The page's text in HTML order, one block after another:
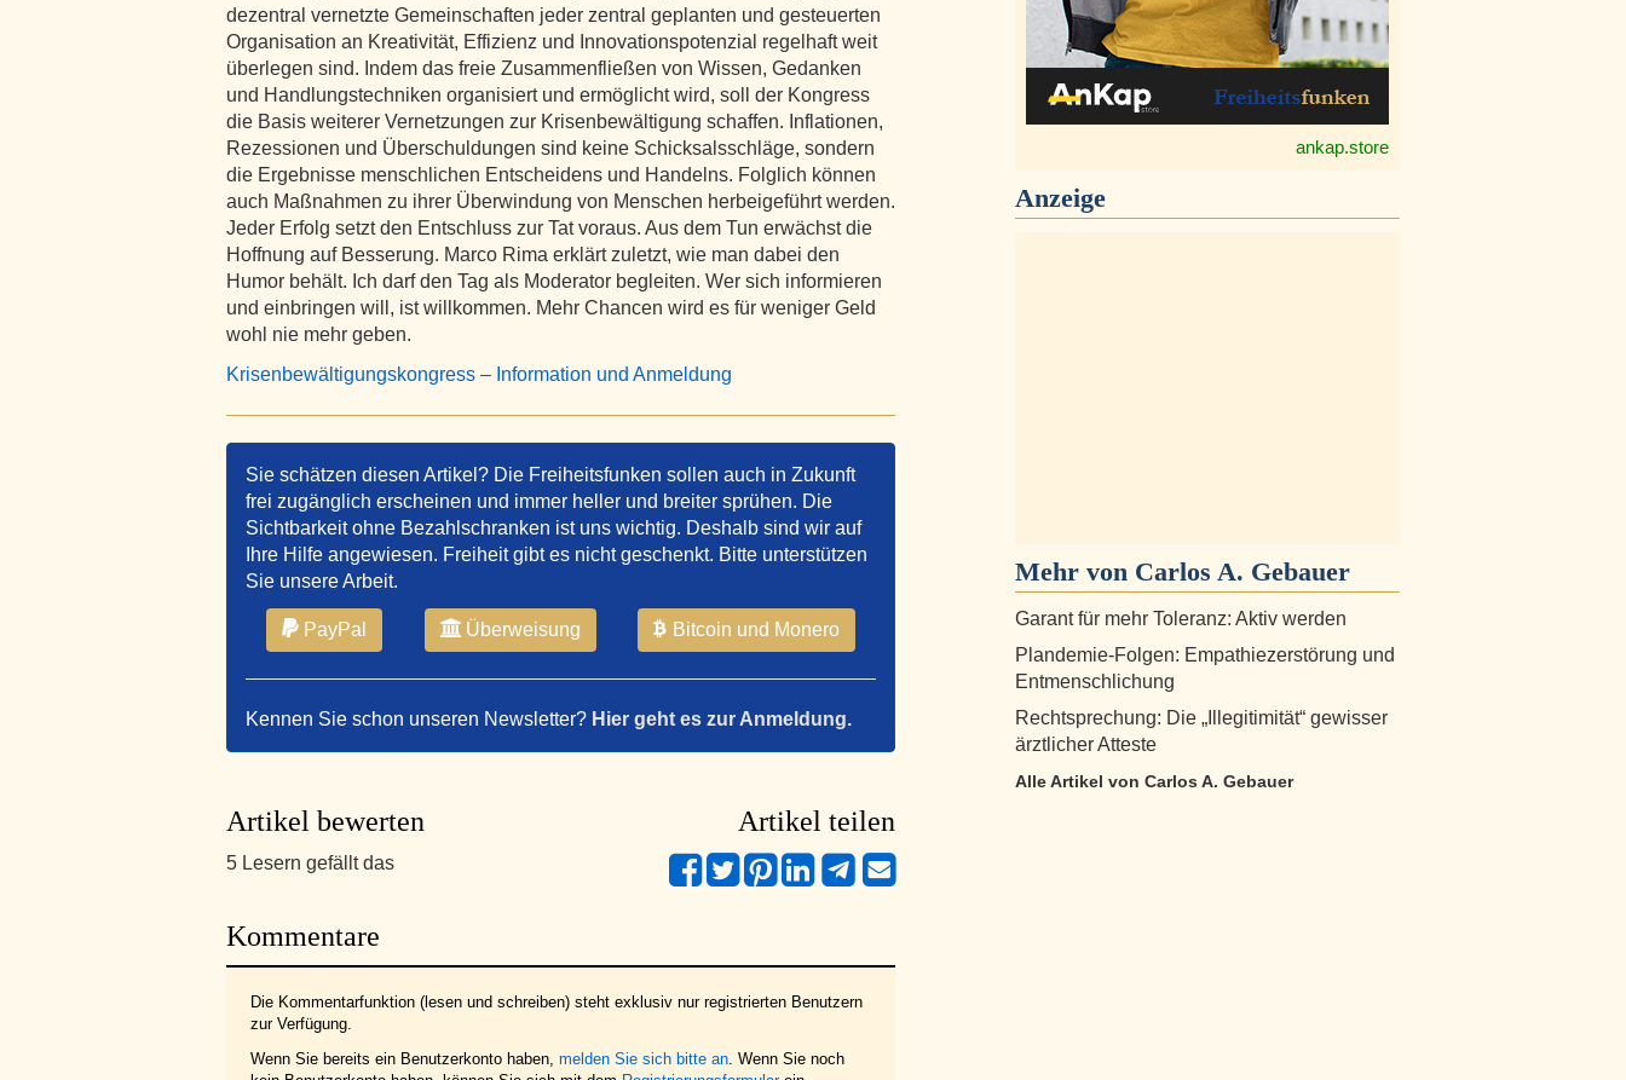
dezentral vernetzte Gemeinschaften jeder zentral geplanten und gesteuerten
Organisation an Kreativität, Effizienz und Innovationspotenzial regelhaft weit
überlegen sind. Indem das freie Zusammenfließen von Wissen, Gedanken
und Handlungstechniken organisiert und ermöglicht wird, soll der Kongress
die Basis weiterer Vernetzungen zur Krisenbewältigung schaffen. Inflationen,
Rezessionen und Überschuldungen sind keine Schicksalsschläge, sondern
die Ergebnisse menschlichen Entscheidens und Handelns. Folglich können
auch Maßnahmen zu ihrer Überwindung von Menschen herbeigeführt werden.
Jeder Erfolg setzt den Entschluss zur Tat voraus. Aus dem Tun erwächst die
Hoffnung auf Besserung. Marco Rima erklärt zuletzt, wie man dabei den
Humor behält. Ich darf den Tag als Moderator begleiten. Wer sich informieren
und einbringen will, ist willkommen. Mehr Chancen wird es für weniger Geld
wohl nie mehr geben.
Krisenbewältigungskongress – Information und Anmeldung
Sie schätzen diesen Artikel? Die Freiheitsfunken sollen auch in Zukunft
frei zugänglich erscheinen und immer heller und breiter sprühen. Die
Sichtbarkeit ohne Bezahlschranken ist uns wichtig. Deshalb sind wir auf
Ihre Hilfe angewiesen. Freiheit gibt es nicht geschenkt. Bitte unterstützen
Sie unsere Arbeit.
PayPal Überweisung Bitcoin und Monero
Kennen Sie schon unseren Newsletter? Hier geht es zur Anmeldung.
Artikel bewerten
5 Lesern gefällt das
Artikel teilen
Kommentare
Die Kommentarfunktion (lesen und schreiben) steht exklusiv nur registrierten Benutzern
zur Verfügung.
Wenn Sie bereits ein Benutzerkonto haben, melden Sie sich bitte an. Wenn Sie noch
ankap.store
Anzeige
Mehr von Carlos A. Gebauer
Garant für mehr Toleranz: Aktiv werden
Plandemie-Folgen: Empathiezerstörung und
Entmenschlichung
Rechtsprechung: Die „Illegitimität“ gewisser
ärztlicher Atteste
Alle Artikel von Carlos A. Gebauer